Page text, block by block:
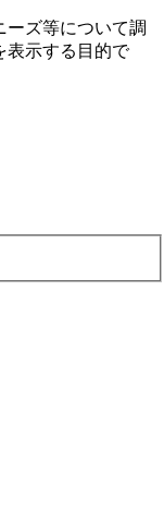
ーズ等について調
表⽰する⽬的で